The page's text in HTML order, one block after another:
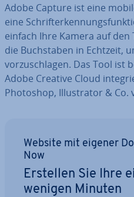
Adobe Capture ist eine
eine
einfach Ihre Kamera auf
die Buch­sta­ben in Echtzeit,
vor­zu­schla­gen. Das Tool ist
Adobe Creative Cloud
Photoshop, Il­lus­tra­tor & Co.
Website mit eigener
Now
Erstellen Sie Ihre
wenigen Minuten